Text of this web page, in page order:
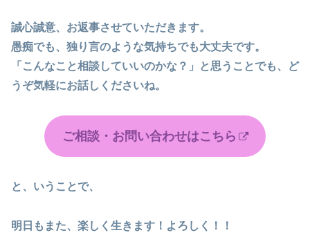
誠心誠意、お返事させていただきます。
愚痴でも、独り言のような気持ちでも大丈夫です。
「こんなこと相談していいのかな？」と思うことでも、ど
うぞ気軽にお話しくださいね。
ご相談・お問い合わせはこちら
と、いうことで、
明日もまた、楽しく生きます！よろしく！！